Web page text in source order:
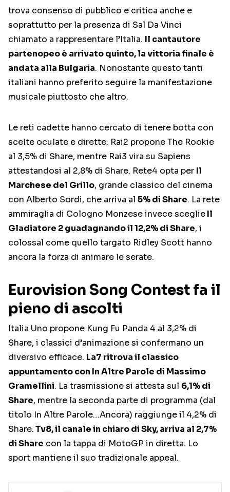
trova consenso di pubblico e critica anche e
soprattutto per la presenza di Sal Da Vinci
chiamato a rappresentare l’Italia. Il cantautore
partenopeo è arrivato quinto, la vittoria finale è
andata alla Bulgaria. Nonostante questo tanti
italiani hanno preferito seguire la manifestazione
musicale piuttosto che altro.
Le reti cadette hanno cercato di tenere botta con
scelte oculate e dirette: Rai2 propone The Rookie
al 3,5% di Share, mentre Rai3 vira su Sapiens
attestandosi al 2,8% di Share. Rete4 opta per Il
Marchese del Grillo, grande classico del cinema
con Alberto Sordi, che arriva al 5% di Share. La rete
ammiraglia di Cologno Monzese invece sceglieIl
Gladiatore 2 guadagnando il 12,2% di Share, i
colossal come quello targato Ridley Scott hanno
ancora la forza di animare le serate.
Eurovision Song Contest fa il
pieno di ascolti
Italia Uno propone Kung Fu Panda 4 al 3,2% di
Share, i classici d’animazione si confermano un
diversivo efficace. La7 ritrova il classico
appuntamento con In Altre Parole di Massimo
Gramellini. La trasmissione si attesta sul 6,1% di
Share, mentre la seconda parte di programma (dal
titolo In Altre Parole…Ancora) raggiunge il 4,2% di
Share.Tv8, il canale in chiaro di Sky, arriva al 2,7%
di Share con la tappa di MotoGP in diretta. Lo
sport mantiene il suo tradizionale appeal.